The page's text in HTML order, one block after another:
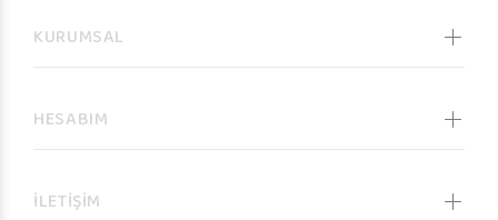
KURUMSAL
HESABIM
İLETİŞİM